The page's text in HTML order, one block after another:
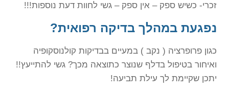
זכרי- כשיש ספק – אין ספק – גשי לחוות דעת נוספות!!!
נפגעת במהלך בדיקה רפואית?
כגון פרופרציה ( נקב ) במעיים בבדיקות קולנוסקופיה
ואיחור בטיפול בדלף שנוצר כתוצאה מכך? גשי להתייעץ!!
יתכן שקיימת לך עילת תביעה!